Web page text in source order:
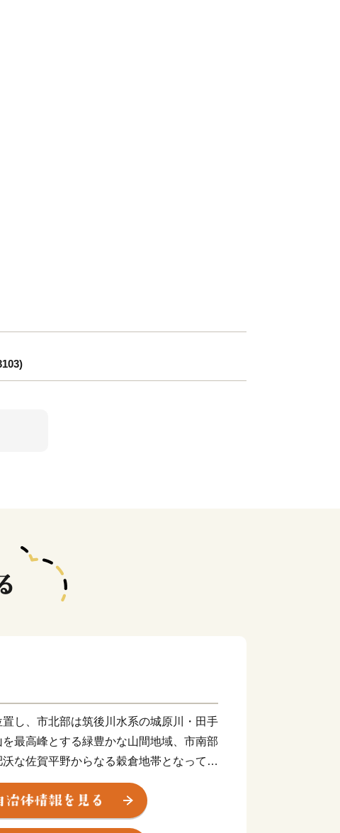
し、市北部は筑後川水系の城原川・田手
最高峰とする緑豊かな山間地域、市南部
な佐賀平野からなる穀倉地帯となってい
歴史的建造物、神社などの多くの歴史
々な郷土芸能や伝統行事が継承され、地